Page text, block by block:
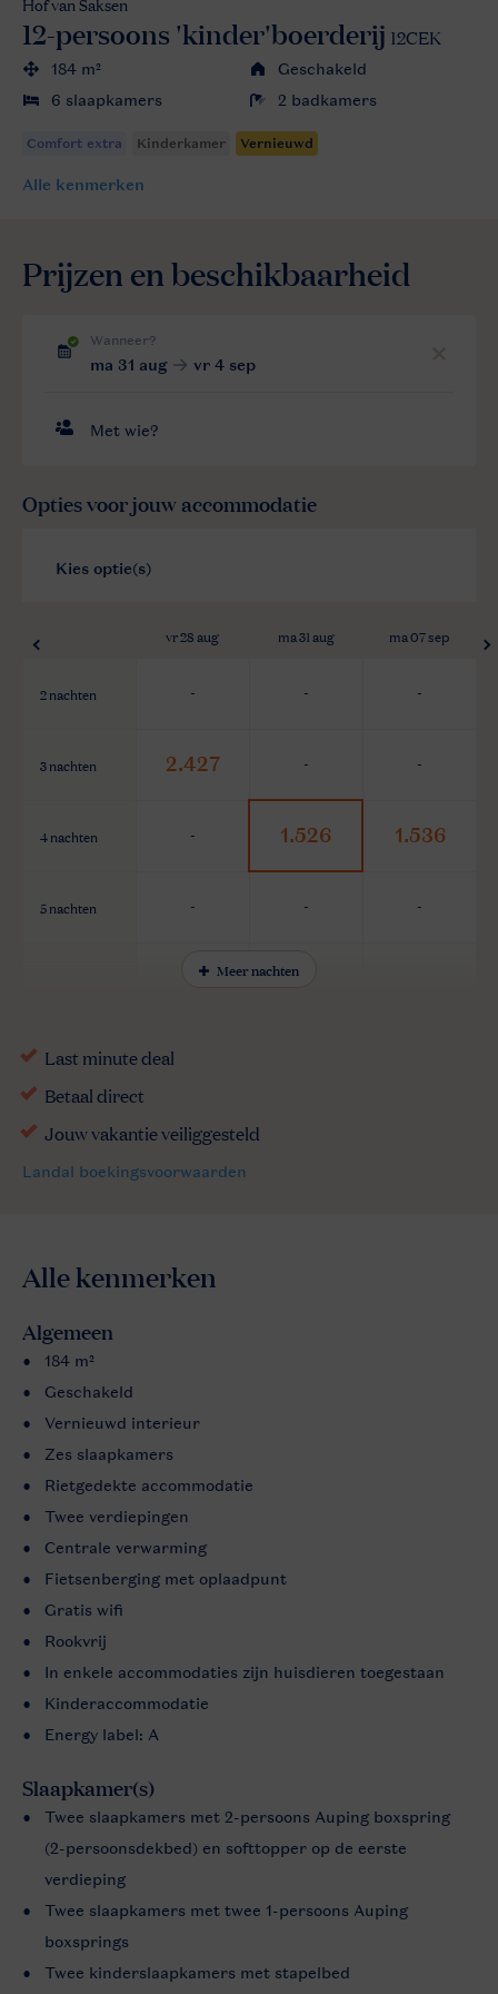
12-persoons 'kinder'boerderij 12CEK
184 m²
Geschakeld
6 slaapkamers
2 badkamers
Alle kenmerken
Prijzen en beschikbaarheid
Opties voor jouw accommodatie
Meer nachten
vr 28 aug ma 31 aug ma 07 sep
2 nachten - - -
3 nachten 2.427 - -
4 nachten - 1.526 1.536
5 nachten - - -
Allekenmerken
Algemeen
184 m²
Geschakeld
Vernieuwd interieur
Zes slaapkamers
Rietgedekte accommodatie
Twee verdiepingen
Centrale verwarming
Fietsenberging met oplaadpunt
Gratis wifi
Rookvrij
In enkele accommodaties zijn huisdieren toegestaan
Kinderaccommodatie
Energy label: A
Slaapkamer(s)
Twee slaapkamers met 2-persoons Auping boxspring
(2-persoonsdekbed) en softtopper op de eerste
verdieping
Twee slaapkamers met twee 1-persoons Auping
boxsprings
Twee kinderslaapkamers met stapelbed